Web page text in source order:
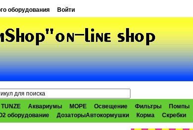
оборудования Войти
TUNZE Аквариумы МОРЕ Освещение Фильтры Помпы
оборудование ДозаторыАвтокормушки Корма Скребки